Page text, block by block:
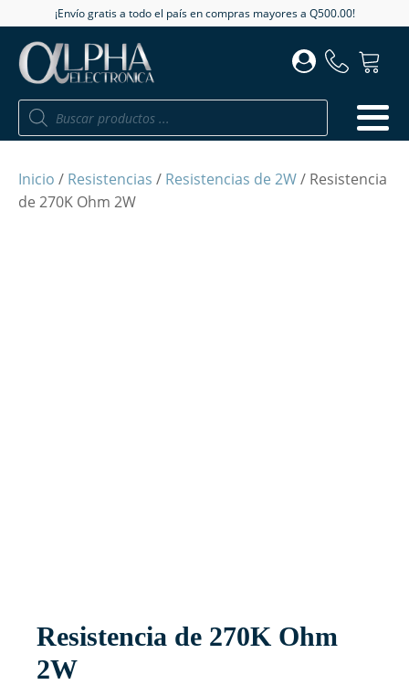
¡Envío gratis a todo el país en compras mayores a Q500.00!
Búsqueda
productos
Inicio / Resistencias / Resistencias de 2W/ Resistencia
de 270K Ohm 2W
Resistencia de 270K Ohm
2W